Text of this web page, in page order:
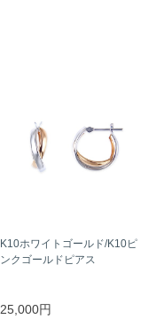
K10ホワイトゴールド/K10ピ
ンクゴールドピアス
25,000円